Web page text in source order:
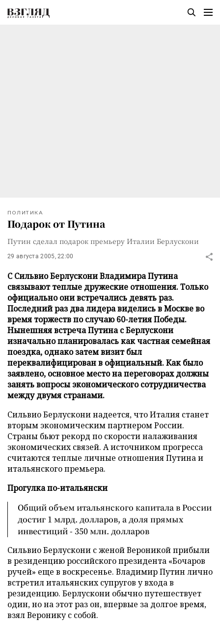
ПОЛИТИКА
Подарок от Путина
Путин сделал подарок премьеру Италии Берлускони
29 августа 2005, 22:00
С Сильвио Берлускони Владимира Путина
связывают теплые дружеские отношения. Только
официально они встречались девять раз.
Последний раз два лидера виделись в Москве во
время торжеств по случаю 60-летия Победы.
Нынешняя встреча Путина с Берлускони
изначально планировалась как частная семейная
поездка, однако затем визит был
переквалифицирован в официальный. Как было
заявлено, основное место на переговорах должны
занять вопросы экономического сотрудничества
между двумя странами.
Сильвио Берлускони надеется, что Италия станет
вторым экономическим партнером России.
Страны бьют рекорд по скорости налаживания
экономических связей. А источником прогресса
считаются теплые личные отношения Путина и
итальянского премьера.
Прогулка по-итальянски
Общий объем итальянского капитала в России
достиг 1 млрд. долларов, а доля прямых
инвестиций - 350 млн. долларов
Сильвио Берлускони с женой Вероникой прибыли
в резиденцию российского президента «Бочаров
ручей» еще в воскресенье. Владимир Путин лично
встретил итальянских супругов у входа в
резиденцию. Берлускони обычно путешествует
один, но на этот раз он, впервые за долгое время,
взял Веронику с собой.